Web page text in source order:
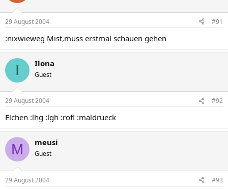
29 August 2004 #91
:nixwieweg Mist,muss erstmal schauen gehen
I Ilona
Guest
29 August 2004 #92
Elchen :lhg :lgh :rofl :maldrueck
M meusi
Guest
29 August 2004 #93